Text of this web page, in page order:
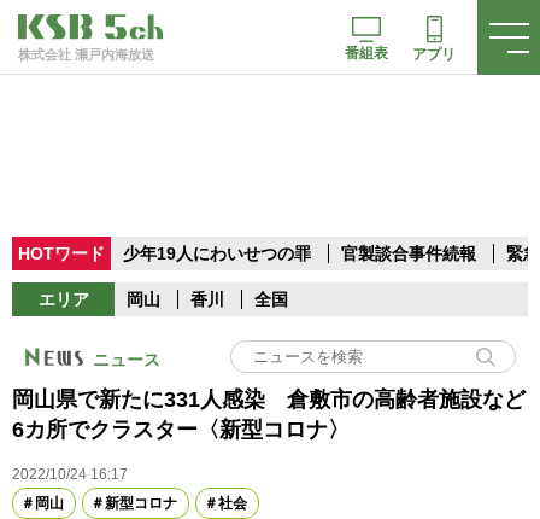
株式会社 瀬戸内海放送 番組表 アプリ
HOTワード 少年19人にわいせつの罪 官製談合事件続報 緊
エリア 岡山 香川 全国
ニュース
岡山県で新たに331人感染 倉敷市の高齢者施設など
6カ所でクラスター〈新型コロナ〉
2022/10/24 16:17
岡山
新型コロナ 社会